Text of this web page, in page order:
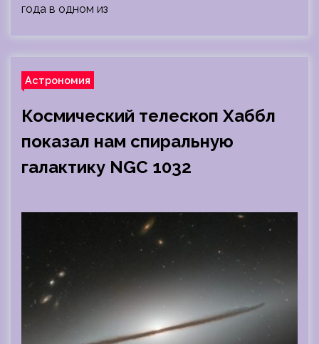
года в одном из
Астрономия
Космический телескоп Хаббл
показал нам спиральную
галактику NGC 1032